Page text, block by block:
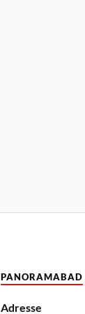
PANORAMABAD
Adresse